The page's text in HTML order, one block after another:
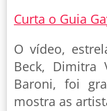
Curta o Guia
O vídeo,
Beck, Dimitra
Baroni, foi
mostra as